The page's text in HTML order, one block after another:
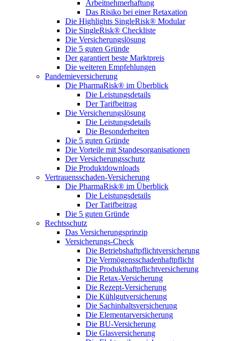
Arbeitnehmerhaftung
Das Risiko bei einer Retaxation
Die Highlights SingleRisk® Modular
Die SingleRisk® Checkliste
Die Versicherungslösung
Die 5 guten Gründe
Der garantiert beste Marktpreis
Die weiteren Empfehlungen
Pandemieversicherung
Die PharmaRisk® im Überblick
Die Leistungsdetails
Der Tarifbeitrag
Die Versicherungslösung
Die Leistungsdetails
Die Besonderheiten
Die 5 guten Gründe
Die Vorteile mit Standesorganisationen
Der Versicherungsschutz
Die Produktdownloads
Vertrauensschaden-Versicherung
Die PharmaRisk® im Überblick
Die Leistungsdetails
Der Tarifbeitrag
Die 5 guten Gründe
Rechtsschutz
Das Versicherungsprinzip
Versicherungs-Check
Die Betriebshaftpflichtversicherung
Die Vermögensschadenhaftpflicht
Die Produkthaftpflichtversicherung
Die Retax-Versicherung
Die Rezept-Versicherung
Die Kühlgutversicherung
Die Sachinhaltsversicherung
Die Elementarversicherung
Die BU-Versicherung
Die Glasversicherung